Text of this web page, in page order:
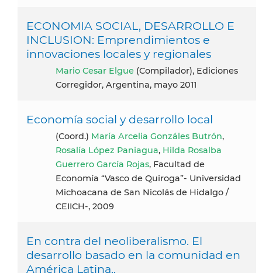
ECONOMIA SOCIAL, DESARROLLO E
INCLUSION: Emprendimientos e
innovaciones locales y regionales
Mario Cesar Elgue (Compilador), Ediciones
Corregidor, Argentina, mayo 2011
Economía social y desarrollo local
(coord.) María Arcelia Gonzáles Butrón,
Rosalía López Paniagua, Hilda Rosalba
Guerrero García Rojas, Facultad de
Economía “Vasco de Quiroga”- Universidad
Michoacana de San Nicolás de Hidalgo /
CEIICH-, 2009
En contra del neoliberalismo. El
desarrollo basado en la comunidad en
América Latina.,